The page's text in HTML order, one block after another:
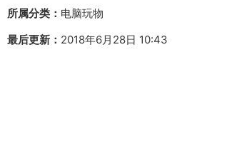
所属分类： 电脑玩物
最后更新： 2018年6月28日 10:43